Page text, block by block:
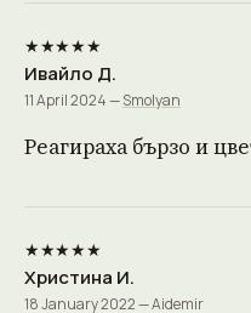
★★★★★
Ивайло Д.
11 April 2024 —Smolyan
Реагираха бързо и
★★★★★
Христина И.
18 January 2022 — Aidemir